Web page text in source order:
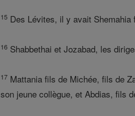
15 Des Lévites, il y avait
16 Shabbethai et Jozabad, les
17 Mattania fils de Michée, fils de
son jeune collègue, et Abdias, fils